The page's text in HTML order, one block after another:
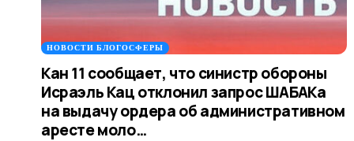
НОВОСТИ БЛОГОСФЕРЫ
Кан 11 сообщает, что синистр обороны
Исраэль Кац отклонил запрос ШАБАКа
на выдачу ордера об административном
аресте моло…